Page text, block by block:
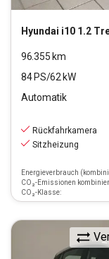
Hyundai i10 1.2
96.355 km
84PS/62 kW
Automatik
Rückfahrkamera
Sitzheizung
Energieverbrauch
CO₂-Emissionen
CO₂-Klasse: